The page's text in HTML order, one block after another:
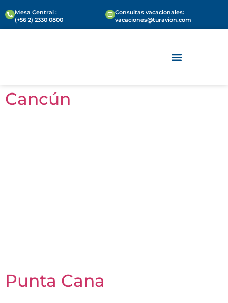
Mesa Central :
(+56 2) 2330 0800
Consultas vacacionales:
vacaciones@turavion.com
Cancún
Punta Cana